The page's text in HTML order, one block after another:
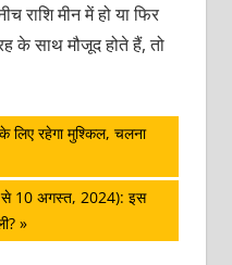
राशि मीन में हो या फिर
के साथ मौजूद होते हैं, तो
लिए रहेगा मुश्किल, चलना
से 10 अगस्त, 2024): इस